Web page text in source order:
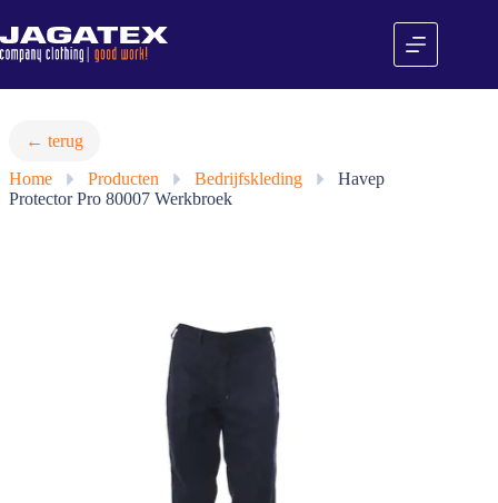
naar
de
inhoud
← terug
Home
» Producten » Bedrijfskleding »
Havep
Protector Pro 80007 Werkbroek